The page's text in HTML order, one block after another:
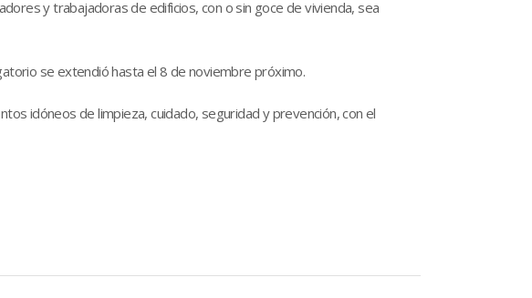
y trabajadoras de edificios, con o sin goce de vivienda, sea
se extendió hasta el 8 de noviembre próximo.
idóneos de limpieza, cuidado, seguridad y prevención, con el